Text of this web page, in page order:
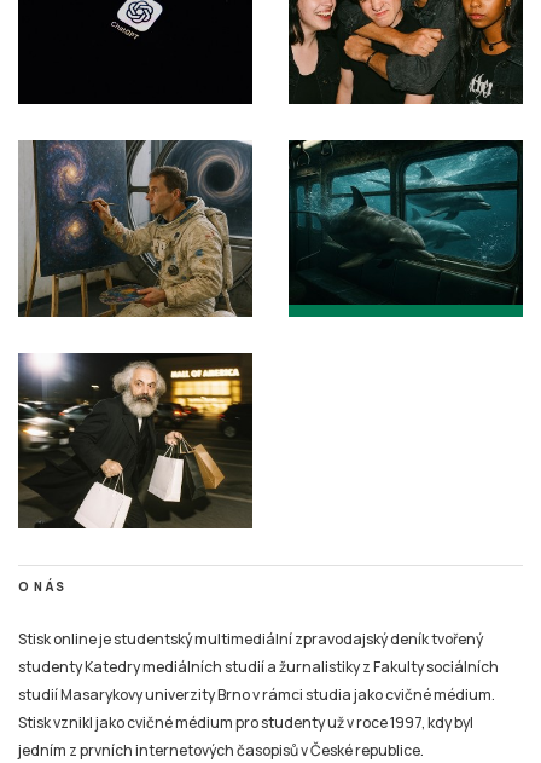
O NÁS
Stisk online je studentský multimediální zpravodajský deník tvořený
studenty Katedry mediálních studií a žurnalistiky z Fakulty sociálních
studií Masarykovy univerzity Brno v rámci studia jako cvičné médium.
Stisk vznikl jako cvičné médium pro studenty už v roce 1997, kdy byl
jedním z prvních internetových časopisů v České republice.